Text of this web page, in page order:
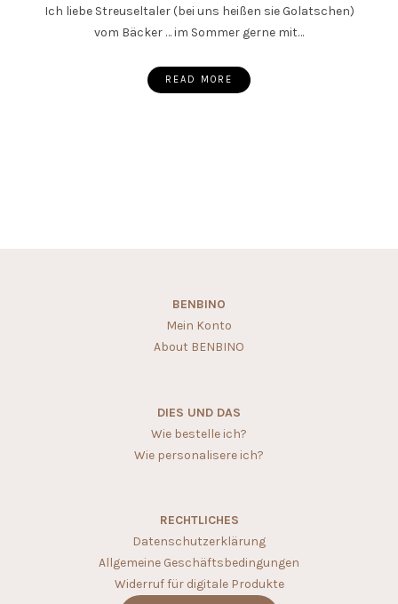
Ich liebe Streuseltaler (bei uns heißen sie Golatschen)
vom Bäcker … im Sommer gerne mit…
READ MORE
BENBINO
Mein Konto
About BENBINO
DIES UND DAS
Wie bestelle ich?
Wie personalisere ich?
RECHTLICHES
Datenschutzerklärung
Allgemeine Geschäftsbedingungen
Widerruf für digitale Produkte